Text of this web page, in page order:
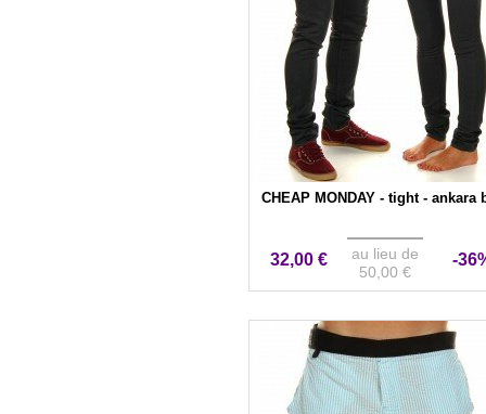
CHEAP MONDAY - tight - ankara
32,00 €
au lieu de
50,00 €
-